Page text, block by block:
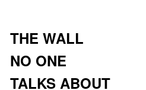
THE WALL
NO ONE
TALKS ABOUT